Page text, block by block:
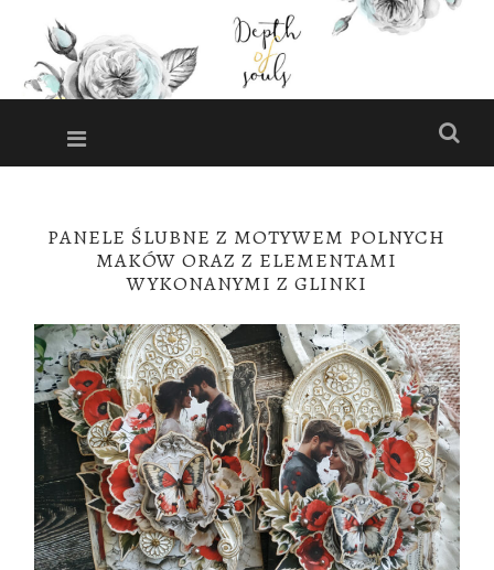
DEPTH
Miejsce pełne
Menu
PANELE ŚLUBNE Z MOTYWEM POLNYCH
MAKÓW ORAZ Z ELEMENTAMI
WYKONANYMI Z GLINKI